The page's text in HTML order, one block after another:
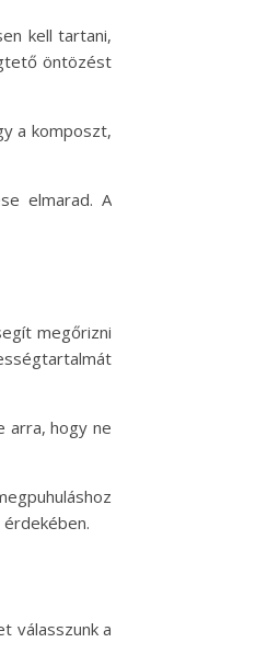
kell tartani,
öntözést
a komposzt,
elmarad. A
megőrizni
arra, hogy ne
válasszunk a